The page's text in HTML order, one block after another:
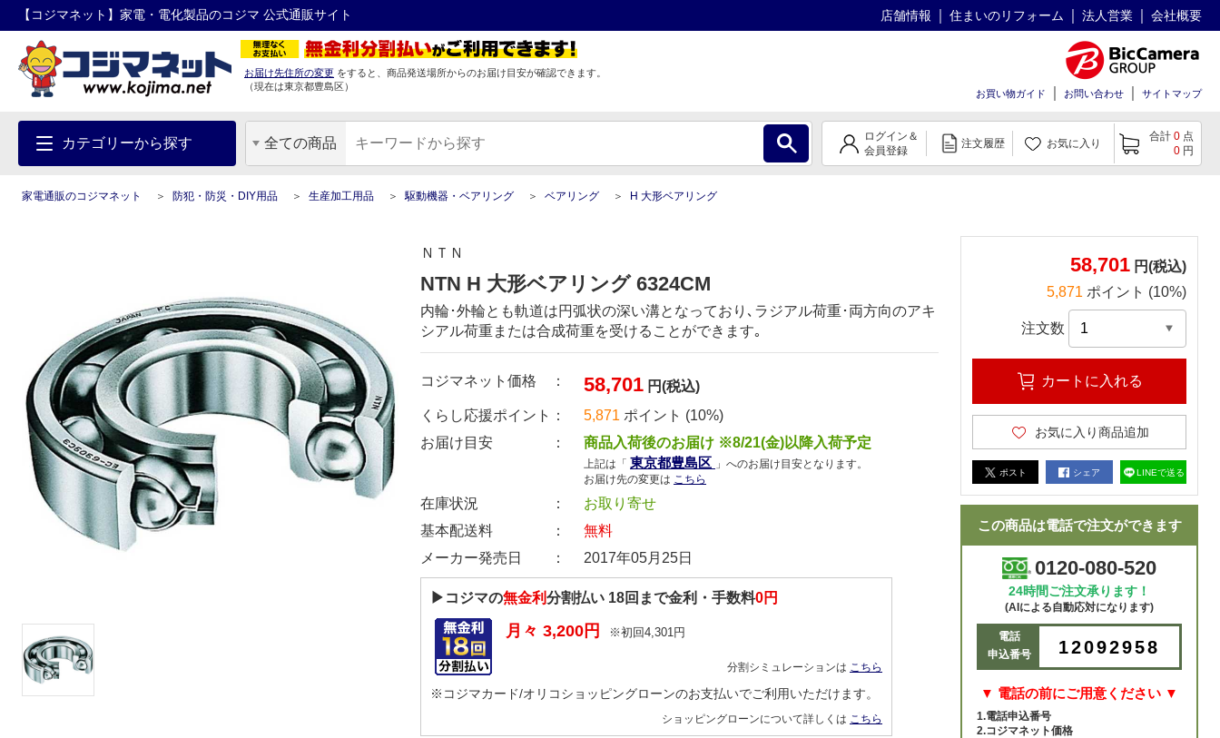
【コジマネット】家電・電化製品のコジマ 公式通販サイト 店舗情報 住まいのリフォーム 法人営業 会社概要
お届け先住所の変更 をすると、商品発送場所からのお届け目安が確認できます。
（現在は東京都豊島区）
お買い物ガイド お問い合わせ サイトマップ
カテゴリーから探す 全ての商品
ログイン＆
会員登録
注文履歴 お気に入り
合計 0 点
0 円
家電通販のコジマネット 防犯・防災・DIY用品 生産加工用品 駆動機器・ベアリング ベアリング H 大形ベアリング
ＮＴＮ
NTN H 大形ベアリング 6324CM
内輪･外輪とも軌道は円弧状の深い溝となっており､ラジアル荷重･両方向のアキ
シアル荷重または合成荷重を受けることができます｡
コジマネット価格 ： 58,701 円(税込)
くらし応援ポイント：
5,871 ポイント (10%)
お届け目安 ：
商品入荷後のお届け ※8/21(金)以降入荷予定
上記は「 東京都豊島区 」へのお届け目安となります。
お届け先の変更は こちら
在庫状況 ：
お取り寄せ
基本配送料 ：
無料
メーカー発売日 ：
2017年05月25日
▶コジマの無金利分割払い 18回まで金利・手数料0円
月々 3,200 円 ※初回4,301円
分割シミュレーションは こちら
※コジマカード/オリコショッピングローンのお支払いでご利用いただけます。
ショッピングローンについて詳しくは こちら
58,701 円(税込)
5,871 ポイント (10%)
注文数
カートに入れる
お気に入り商品追加
ポスト シェア LINEで送る
この商品は電話で注文ができます
0120-080-520
24時間ご注文承ります！
(AIによる自動応対になります)
電話
申込番号
12092958
▼ 電話の前にご用意ください ▼
1.電話申込番号
2.コジマネット価格